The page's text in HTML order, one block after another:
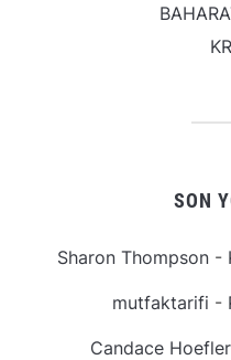
SON
Sharon Thompson-
mutfaktarifi -
Candace Hoefler